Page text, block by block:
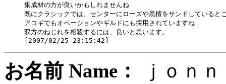
集成材の方が良いかもしれませんね
既にクラシックでは、センターにローズや黒檀をサンドしていると
アコギでもオベーションやギルドにも採用されていますね
双方のねじれを相殺するには、良いと思います。
お名前 Name： ｊｏ